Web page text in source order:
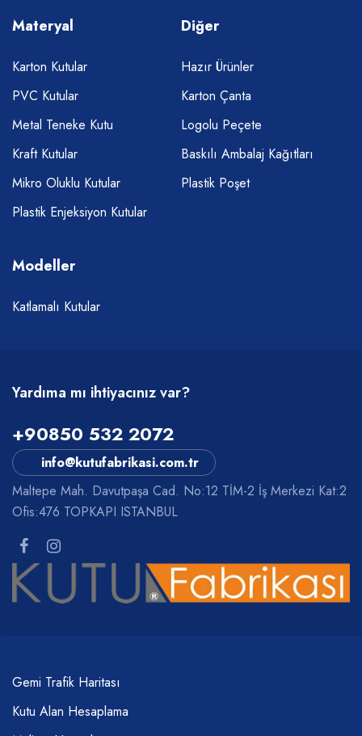
Materyal
Karton Kutular
PVC Kutular
Metal Teneke Kutu
Kraft Kutular
Mikro Oluklu Kutular
Plastik Enjeksiyon Kutular
Diğer
Hazır Ürünler
Karton Çanta
Logolu Peçete
Baskılı Ambalaj Kağıtları
Plastik Poşet
Modeller
Katlamalı Kutular
Yardıma mı ihtiyacınız var?
+90850 532 2072
info@kutufabrikasi.com.tr
Maltepe Mah. Davutpaşa Cad. No:12 TİM-2 İş Merkezi Kat:2
Ofis:476 TOPKAPI ISTANBUL
Gemi Trafik Haritası
Kutu Alan Hesaplama